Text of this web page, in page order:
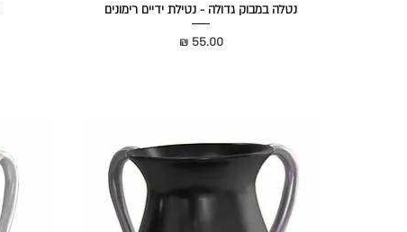
נטלה במבוק גדולה - נטילת ידיים רימונים
מחיר‏55.00 ‏₪